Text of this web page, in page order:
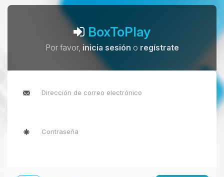
BoxToPlay
Por favor, inicia sesión o regístrate